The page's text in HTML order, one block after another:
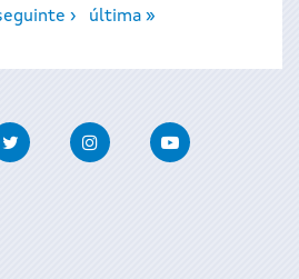
› última »
Twitter InstagramYoutube